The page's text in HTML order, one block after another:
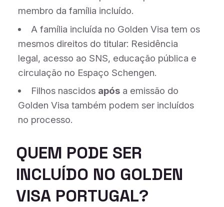
membro da família incluído.
A família incluída no Golden Visa tem os
mesmos direitos do titular: Residência
legal, acesso ao SNS, educação pública e
circulação no Espaço Schengen.
Filhos nascidos apósa emissão do
Golden Visa também podem ser incluídos
no processo.
QUEM PODE SER
INCLUÍDO NO GOLDEN
VISA PORTUGAL?